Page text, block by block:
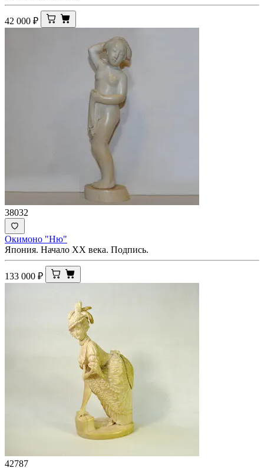
42 000 ₽
38032
Окимоно "Ню"
Япония. Начало ХХ века. Подпись.
133 000 ₽
42787